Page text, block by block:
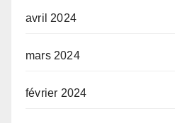
avril 2024
mars 2024
février 2024